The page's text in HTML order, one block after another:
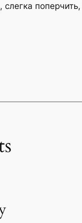
слегка